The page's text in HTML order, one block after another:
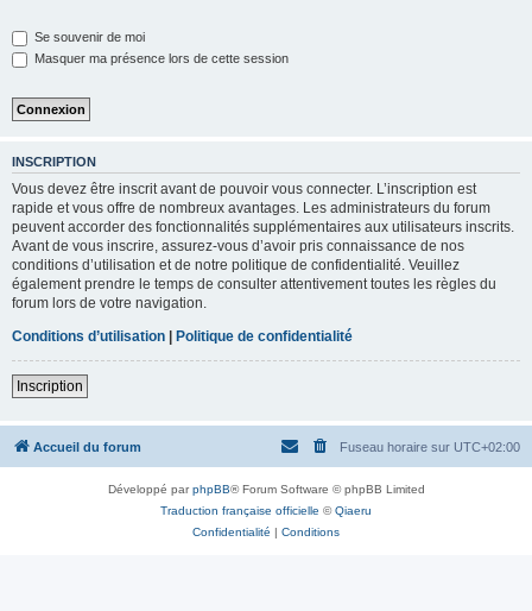
Se souvenir de moi
Masquer ma présence lors de cette session
INSCRIPTION
Vous devez être inscrit avant de pouvoir vous connecter. L’inscription est
rapide et vous offre de nombreux avantages. Les administrateurs du forum
peuvent accorder des fonctionnalités supplémentaires aux utilisateurs inscrits.
Avant de vous inscrire, assurez-vous d’avoir pris connaissance de nos
conditions d’utilisation et de notre politique de confidentialité. Veuillez
également prendre le temps de consulter attentivement toutes les règles du
forum lors de votre navigation.
Conditions d’utilisation
Politique de confidentialité
Inscription
Accueil du forum Fuseau horaire sur UTC+02:00
Développé parphpBB® Forum Software © phpBB Limited
Traduction française officielle ©Qiaeru
Confidentialité | Conditions